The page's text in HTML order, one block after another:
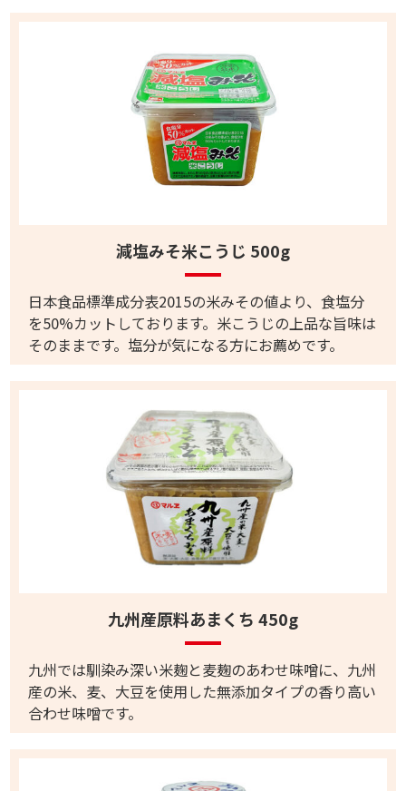
減塩みそ米こうじ 500g
日本食品標準成分表2015の米みその値より、食塩分
を50%カットしております。米こうじの上品な旨味は
そのままです。塩分が気になる方にお薦めです。
九州産原料あまくち 450g
九州では馴染み深い米麹と麦麹のあわせ味噌に、九州
産の米、麦、大豆を使用した無添加タイプの香り高い
合わせ味噌です。